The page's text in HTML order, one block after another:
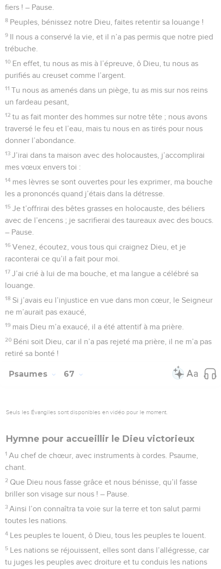
fiers ! – Pause.
8 Peuples, bénissez notre Dieu, faites retentir sa louange !
9 Il nous a conservé la vie, et il n’a pas permis que notre pied
trébuche.
10 En effet, tu nous as mis à l’épreuve, ô Dieu, tu nous as
purifiés au creuset comme l’argent.
11 Tu nous as amenés dans un piège, tu as mis sur nos reins
un fardeau pesant,
12 tu as fait monter des hommes sur notre tête ; nous avons
traversé le feu et l’eau, mais tu nous en as tirés pour nous
donner l’abondance.
13 J’irai dans ta maison avec des holocaustes, j’accomplirai
mes vœux envers toi :
14 mes lèvres se sont ouvertes pour les exprimer, ma bouche
les a prononcés quand j’étais dans la détresse.
15 Je t’offrirai des bêtes grasses en holocauste, des béliers
avec de l’encens ; je sacrifierai des taureaux avec des boucs.
– Pause.
16 Venez, écoutez, vous tous qui craignez Dieu, et je
raconterai ce qu’il a fait pour moi.
17 J’ai crié à lui de ma bouche, et ma langue a célébré sa
louange.
18 Si j’avais eu l’injustice en vue dans mon cœur, le Seigneur
ne m’aurait pas exaucé,
19 mais Dieu m’a exaucé, il a été attentif à ma prière.
20 Béni soit Dieu, car il n’a pas rejeté ma prière, il ne m’a pas
retiré sa bonté !
Psaumes 67
Seuls les Évangiles sont disponibles en vidéo pour le moment.
Hymne pour accueillir le Dieu victorieux
1 Au chef de chœur, avec instruments à cordes. Psaume,
chant.
2 Que Dieu nous fasse grâce et nous bénisse, qu’il fasse
briller son visage sur nous ! – Pause.
3 Ainsi l’on connaîtra ta voie sur la terre et ton salut parmi
toutes les nations.
4 Les peuples te louent, ô Dieu, tous les peuples te louent.
5 Les nations se réjouissent, elles sont dans l’allégresse, car
tu juges les peuples avec droiture et tu conduis les nations